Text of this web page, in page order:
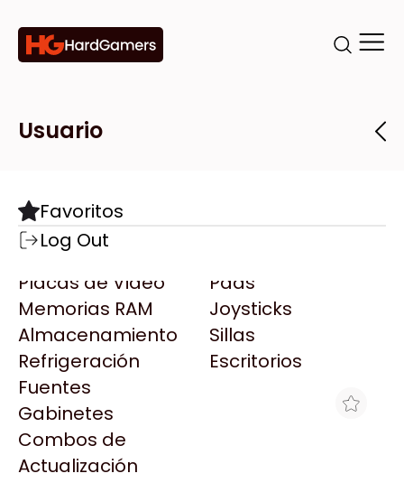
Categorías
Componentes
Motherboards
Microprocesadores
Placas de Video
Memorias RAM
Almacenamiento
Refrigeración
Fuentes
Gabinetes
Combos de
Actualización
Pads
Joysticks
Sillas
Escritorios
Marcas
Todas las Marcas
AMD
AULA
Acer
Adata
AeroCool
Antec
Arkham
Asrock
Tiendas
Destacadas
Usuario
Favoritos
Log Out
PERIFERICOS MOUSE USB ASUS TUF
GAMING M3 GEN II P309